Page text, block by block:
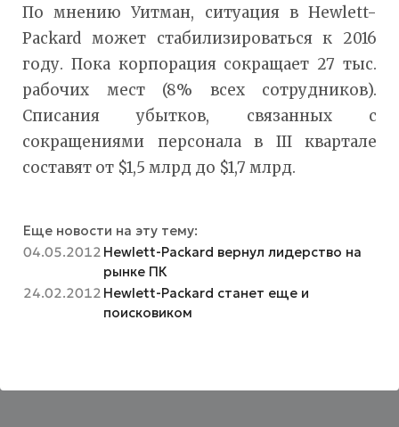
По мнению Уитман, ситуация в Hewlett-
Packard может стабилизироваться к 2016
году. Пока корпорация сокращает 27 тыс.
рабочих мест (8% всех сотрудников).
Списания убытков, связанных с
сокращениями персонала в III квартале
составят от $1,5 млрд до $1,7 млрд.
Еще новости на эту тему:
04.05.2012 Hewlett-Packard вернул лидерство на
рынке ПК
24.02.2012 Hewlett-Packard станет еще и
поисковиком